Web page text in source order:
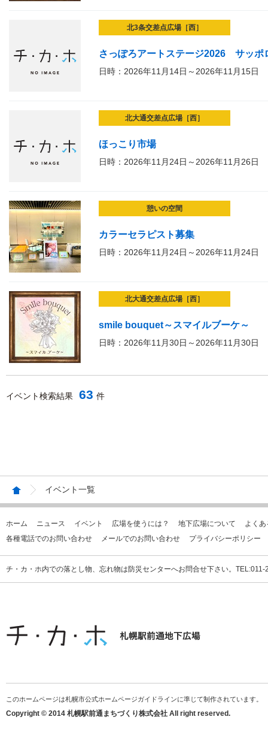
北3条交差点広場［西］
さっぽろアートステージ2026 サッポ
日時：2026年11月14日～2026年11月15日
北大通交差点広場［西］
ほっこり市場
日時：2026年11月24日～2026年11月26日
憩いの空間
カラーセラピスト募集
日時：2026年11月24日～2026年11月24日
北大通交差点広場［西］
smile bouquet～スマイルブーケ～
日時：2026年11月30日～2026年11月30日
イベント検索結果 63 件
イベント一覧
ホーム ニュース イベント 広場を使うには？ 地下広場について
よく
各種電話でのお問い合わせ
メールでのお問い合わせ プライバシーポリシー
チ・カ・ホ内での落とし物、忘れ物は防災センターへお問合せ下さい。
このホームページは札幌市公式ホームページガイドラインに準じて制作されています。
Copyright © 2014 札幌駅前通まちづくり株式会社 All right reserved.